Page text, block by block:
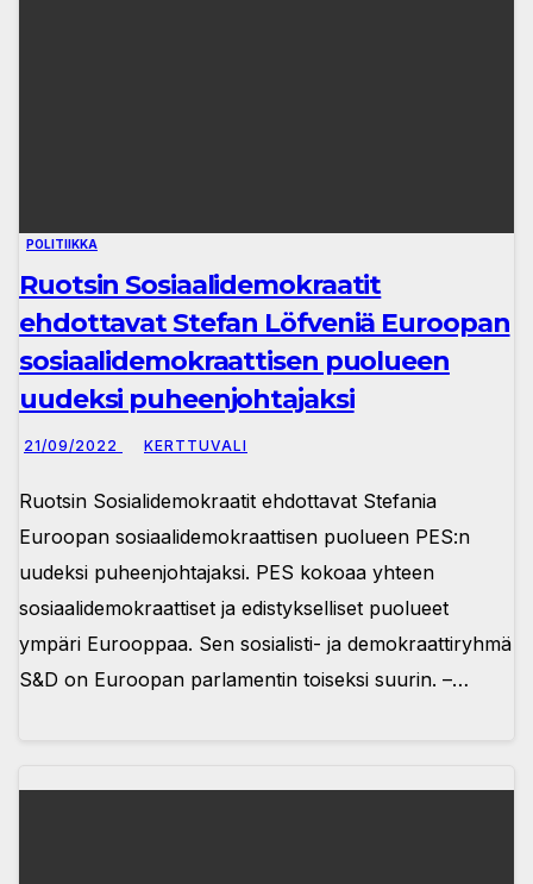
POLITIIKKA
Ruotsin Sosiaalidemokraatit
ehdottavat Stefan Löfveniä Euroopan
sosiaalidemokraattisen puolueen
uudeksi puheenjohtajaksi
21/09/2022 KERTTUVALI
Ruotsin Sosialidemokraatit ehdottavat Stefania
Euroopan sosiaalidemokraattisen puolueen PES:n
uudeksi puheenjohtajaksi. PES kokoaa yhteen
sosiaalidemokraattiset ja edistykselliset puolueet
ympäri Eurooppaa. Sen sosialisti- ja demokraattiryhmä
S&D on Euroopan parlamentin toiseksi suurin. –…